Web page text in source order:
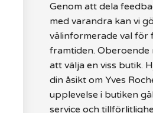
Genom att dela
med varandra kan vi
välinformerade val för
framtiden.
att välja en viss butik.
din åsikt om Yves
upplevelse i butiken
service och